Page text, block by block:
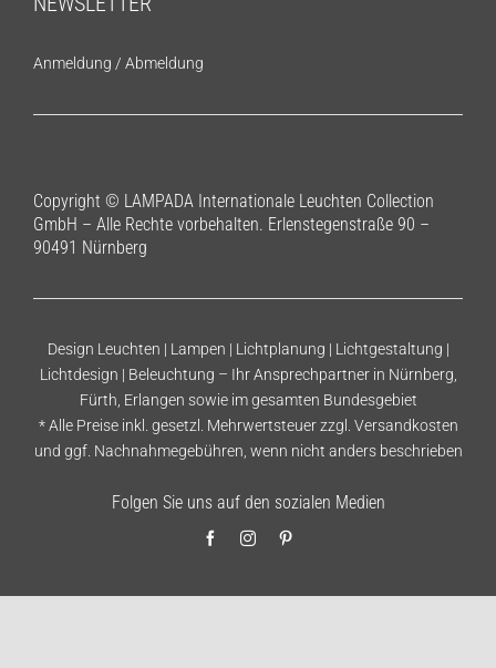
Anmeldung / Abmeldung
Copyright © LAMPADA Internationale Leuchten Collection
GmbH – Alle Rechte vorbehalten. Erlenstegenstraße 90 –
90491 Nürnberg
Design Leuchten | Lampen | Lichtplanung | Lichtgestaltung |
Lichtdesign | Beleuchtung – Ihr Ansprechpartner in Nürnberg,
Fürth, Erlangen sowie im gesamten Bundesgebiet
* Alle Preise inkl. gesetzl. Mehrwertsteuer zzgl. Versandkosten
und ggf. Nachnahmegebühren, wenn nicht anders beschrieben
Folgen Sie uns auf den sozialen Medien